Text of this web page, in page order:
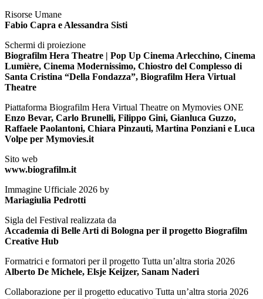
Risorse Umane
Fabio Capra e Alessandra Sisti
Schermi di proiezione
Biografilm Hera Theatre | Pop Up Cinema Arlecchino, Cinema
Lumière, Cinema Modernissimo, Chiostro del Complesso di
Santa Cristina “Della Fondazza”, Biografilm Hera Virtual
Theatre
Piattaforma Biografilm Hera Virtual Theatre on Mymovies ONE
Enzo Bevar, Carlo Brunelli, Filippo Gini, Gianluca Guzzo,
Raffaele Paolantoni, Chiara Pinzauti, Martina Ponziani e Luca
Volpe per Mymovies.it
Sito web
www.biografilm.it
Immagine Ufficiale 2026 by
Mariagiulia Pedrotti
Sigla del Festival realizzata da
Accademia di Belle Arti di Bologna per il progetto Biografilm
Creative Hub
Formatrici e formatori per il progetto Tutta un’altra storia 2026
Alberto De Michele, Elsje Keijzer, Sanam Naderi
Collaborazione per il progetto educativo Tutta un’altra storia 2026